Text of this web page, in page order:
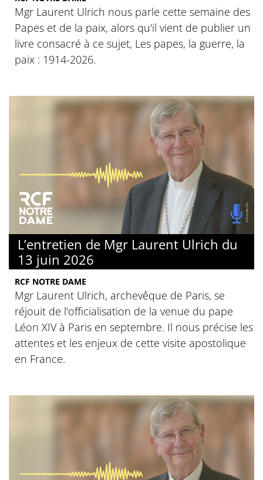
Mgr Laurent Ulrich nous parle cette semaine des
Papes et de la paix, alors qu'il vient de publier un
livre consacré à ce sujet, Les papes, la guerre, la
paix : 1914-2026.
L’entretien de Mgr Laurent Ulrich du
13 juin 2026
RCF NOTRE DAME
Mgr Laurent Ulrich, archevêque de Paris, se
réjouit de l'officialisation de la venue du pape
Léon XIV à Paris en septembre. Il nous précise les
attentes et les enjeux de cette visite apostolique
en France.